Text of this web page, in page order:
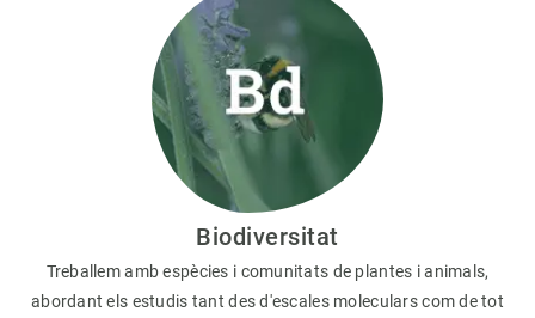
Biodiversitat
Treballem amb espècies i comunitats de plantes i animals,
abordant els estudis tant des d'escales moleculars com de tot